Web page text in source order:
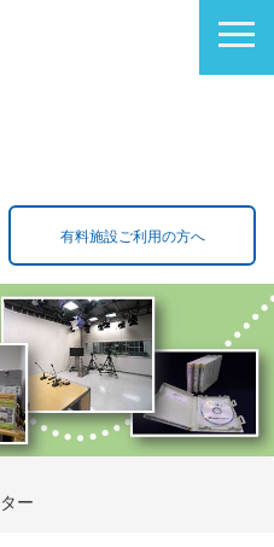
有料施設ご利用の方へ
ー